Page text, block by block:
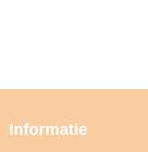
Informatie